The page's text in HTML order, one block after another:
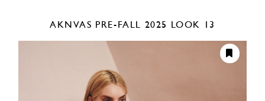
AKNVAS PRE-FALL 2025 LOOK 13